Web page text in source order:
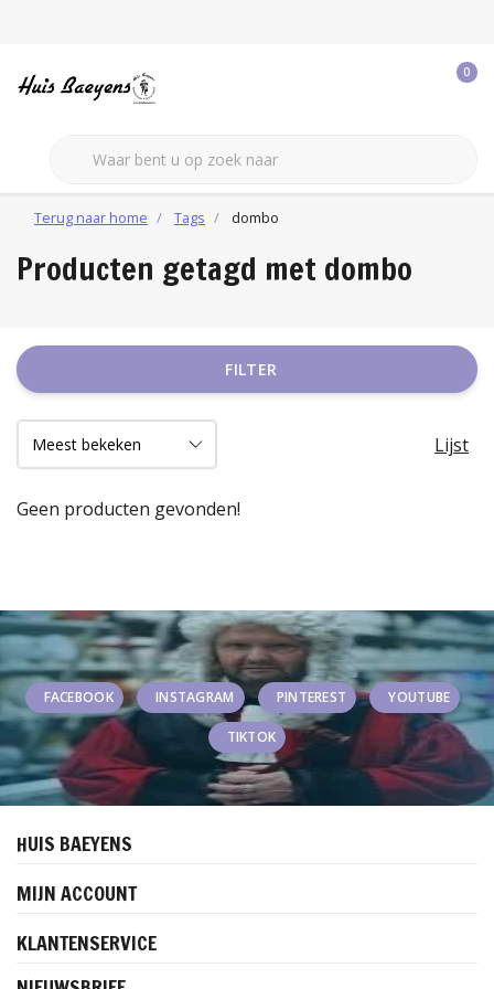
0
Terug naar home Tags dombo
Producten getagd met dombo
FILTER
Lijst
Geen producten gevonden!
FACEBOOK INSTAGRAM PINTEREST YOUTUBE
TIKTOK
HUIS BAEYENS
MIJN ACCOUNT
KLANTENSERVICE